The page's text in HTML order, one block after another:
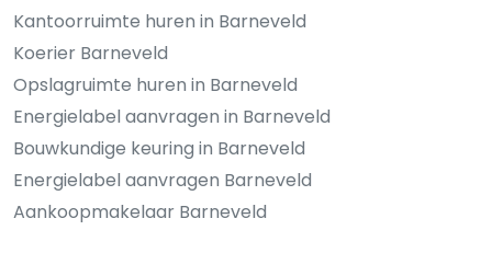
Kantoorruimte huren in Barneveld
Koerier Barneveld
Opslagruimte huren in Barneveld
Energielabel aanvragen in Barneveld
Bouwkundige keuring in Barneveld
Energielabel aanvragen Barneveld
Aankoopmakelaar Barneveld